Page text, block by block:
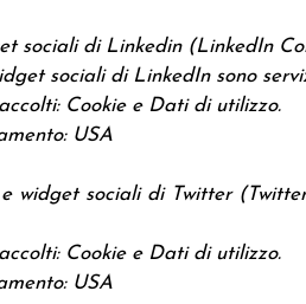
sociali di Linkedin (LinkedIn
sociali di LinkedIn sono
Cookie e Dati di utilizzo.
USA
e widget sociali di Twitter
Cookie e Dati di utilizzo.
USA